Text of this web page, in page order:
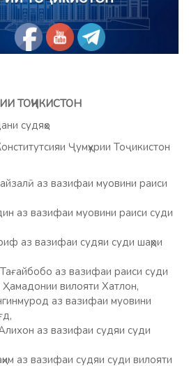
ТОҶИКИСТОН
судяҳо
Ҷумҳурии Тоҷикистон
аз вазифаи муовини раиси
аз вазифаи муовини раиси суди
аз вазифаи судяи суди шаҳри
аз вазифаи раиси суди
вилояти Хатлон,
аз вазифаи муовини
аз вазифаи судяи суди
аз вазифаи судяи суди вилояти